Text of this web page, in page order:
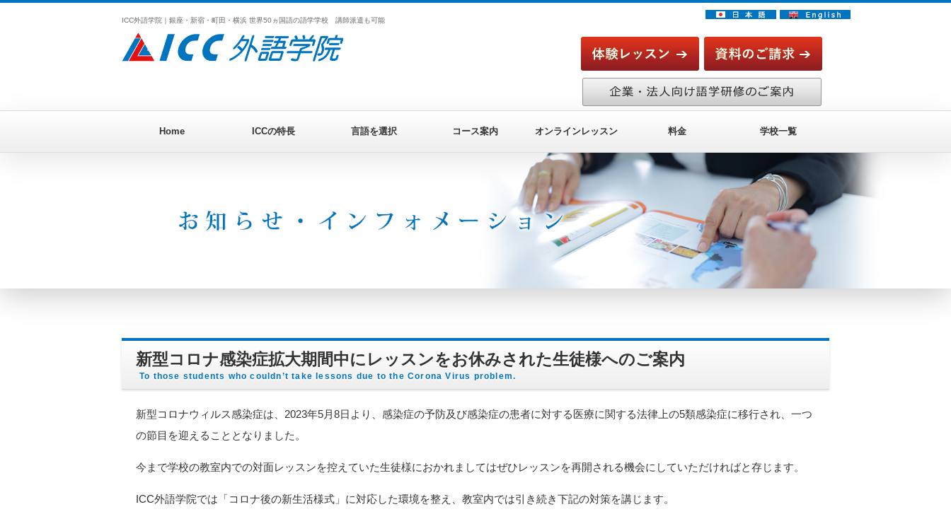
ICC外語学院｜銀座・新宿・町田・横浜 世界50ヵ国語の語学学校 講師派遣も可能
Home ICCの特長 言語を選択 コース案内 オンラインレッスン 料金 学校一覧
新型コロナ感染症拡大期間中にレッスンをお休みされた生徒様へのご案内
To those students who couldn’t take lessons due to the Corona Virus problem.
新型コロナウィルス感染症は、2023年5月8日より、感染症の予防及び感染症の患者に対する医療に関する法律上の5類感染症に移行され、一つ
の節目を迎えることとなりました。
今まで学校の教室内での対面レッスンを控えていた生徒様におかれましてはぜひレッスンを再開される機会にしていただければと存じます。
ICC外語学院では「コロナ後の新生活様式」に対応した環境を整え、教室内では引き続き下記の対策を講じます。